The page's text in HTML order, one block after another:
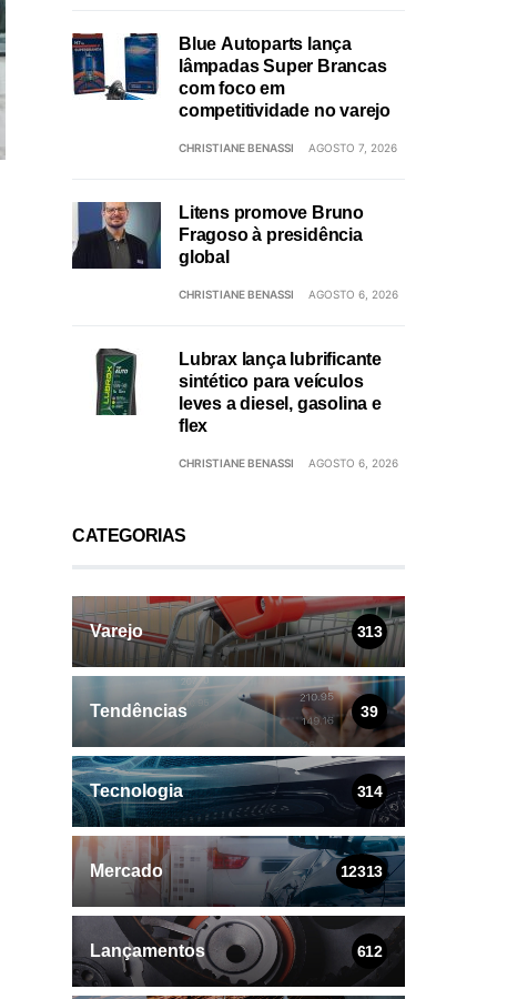
Blue Autoparts lança
lâmpadas Super Brancas
com foco em
competitividade no varejo
CHRISTIANE BENASSI AGOSTO 7, 2026
Litens promove Bruno
Fragoso à presidência
global
CHRISTIANE BENASSI AGOSTO 6, 2026
Lubrax lança lubrificante
sintético para veículos
leves a diesel, gasolina e
flex
CHRISTIANE BENASSI AGOSTO 6, 2026
CATEGORIAS
Varejo 313
Tendências 39
Tecnologia 314
Mercado 12313
Lançamentos 612